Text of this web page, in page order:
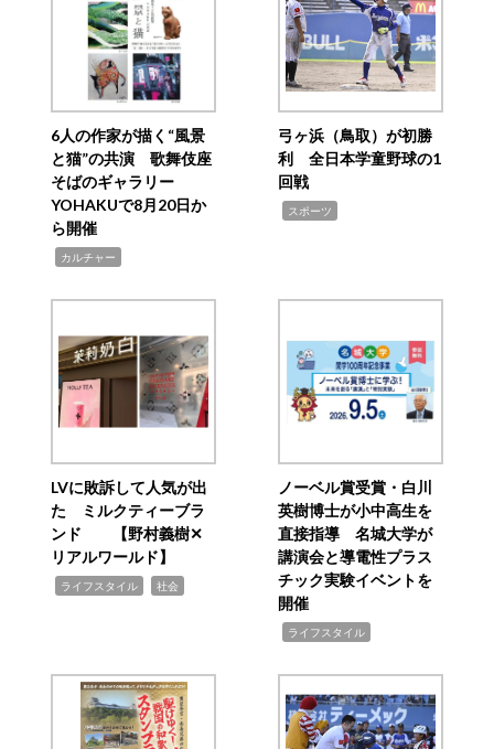
6人の作家が描く“風景
と猫”の共演 歌舞伎座
そばのギャラリー
YOHAKUで8月20日か
ら開催
カルチャー
弓ヶ浜（鳥取）が初勝
利 全日本学童野球の1
回戦
スポーツ
LVに敗訴して人気が出
た ミルクティーブラ
ンド 【野村義樹✕
リアルワールド】
ライフスタイル 社会
ノーベル賞受賞・白川
英樹博士が小中高生を
直接指導 名城大学が
講演会と導電性プラス
チック実験イベントを
開催
ライフスタイル